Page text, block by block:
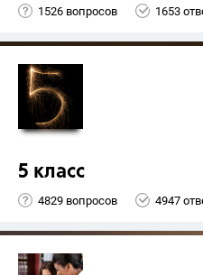
1526 вопросов 1653
5 класс
4829 вопросов 4947